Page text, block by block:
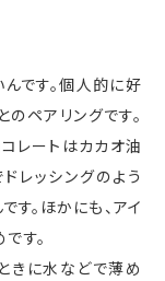
んです。個人的に好
のペアリングです。
レートはカカオ油
レッシングのよう
す。ほかにも、アイ
す。
きに水などで薄め